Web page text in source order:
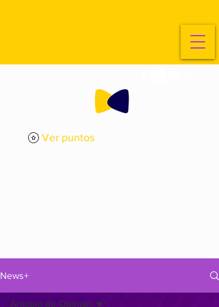
Ver puntos
News+
Articulo de Opinion